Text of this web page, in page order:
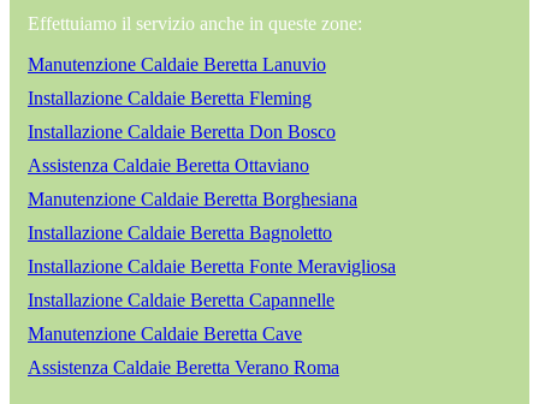
Effettuiamo il servizio anche in queste zone:
Manutenzione Caldaie Beretta Lanuvio
Installazione Caldaie Beretta Fleming
Installazione Caldaie Beretta Don Bosco
Assistenza Caldaie Beretta Ottaviano
Manutenzione Caldaie Beretta Borghesiana
Installazione Caldaie Beretta Bagnoletto
Installazione Caldaie Beretta Fonte Meravigliosa
Installazione Caldaie Beretta Capannelle
Manutenzione Caldaie Beretta Cave
Assistenza Caldaie Beretta Verano Roma